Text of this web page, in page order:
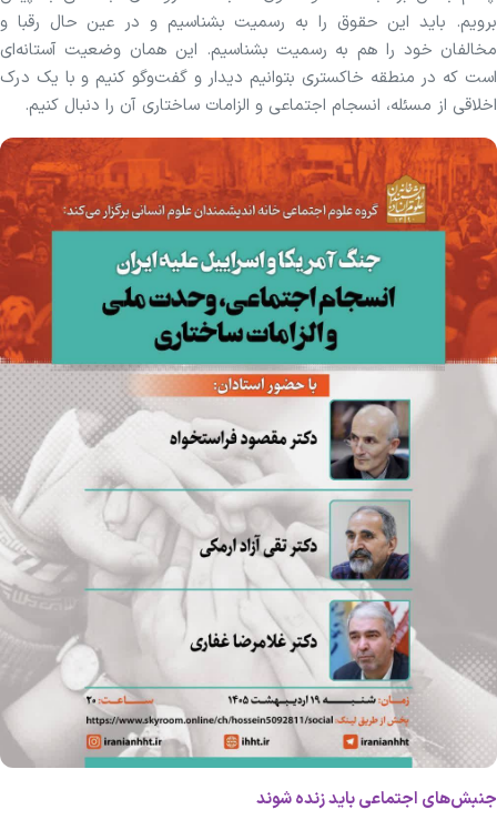
برویم. باید این حقوق را به رسمیت بشناسیم و در عین حال رقبا و
مخالفان خود را هم به رسمیت بشناسیم. این همان وضعیت آستانه‌ای
است که در منطقه خاکستری بتوانیم دیدار و گفت‌و‌گو کنیم و با یک درک
اخلاقی از مسئله، انسجام اجتماعی و الزامات ساختاری آن را دنبال کنیم.
جنبش‌های اجتماعی باید زنده شوند